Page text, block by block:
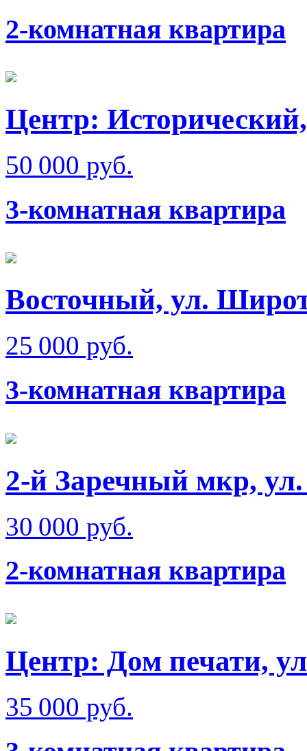
2-комнатная квартира
Центр:
50 000 руб.
3-комнатная квартира
Восточный, ул.
25 000 руб.
3-комнатная квартира
2-й Заречный мкр,
30 000 руб.
2-комнатная квартира
Центр: Дом печати,
35 000 руб.